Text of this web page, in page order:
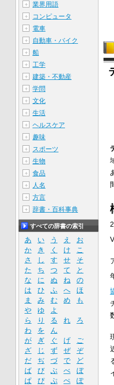
V
＋ 業界用語
＋ コンピュータ
＋ 電車
＋ 自動車・バイク
＋ 船
＋ 工学
＋ 建築・不動産
＋ 学問
＋ 文化
＋ 生活
＋ ヘルスケア
＋ 趣味
＋ スポーツ
＋ 生物
＋ 食品
＋ 人名
＋ 方言
＋ 辞書・百科事典
すべての辞書の索引
あ い う え
お
か
き く け
こ
さ
し す せ
そ
た
ち つ て
と
な
に ぬ ね
の
は
ひ ふ へ
ほ
ま
み む め
も
や
ゆ
よ
ら
り る れ
ろ
わ
を
ん
が
ぎ ぐ げ
ご
ざ
じ ず ぜ
ぞ
だ
ぢ づ で
ど
ば
び ぶ べ
ぼ
ぱ
ぴ ぷ ぺ ぽ